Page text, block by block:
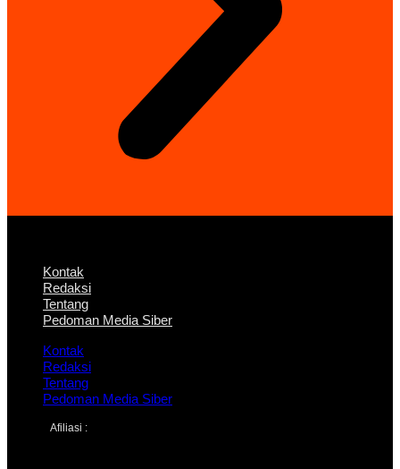
Kontak
Redaksi
Tentang
Pedoman Media Siber
Kontak
Redaksi
Tentang
Pedoman Media Siber
Afiliasi :